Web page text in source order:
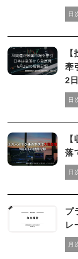
日
牽
2
日
落
日
プ
レ
月